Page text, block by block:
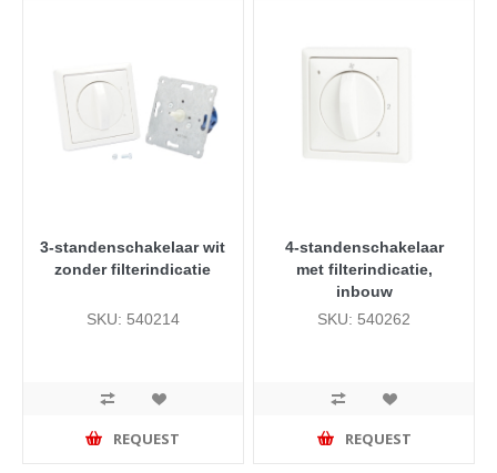
3-standenschakelaar wit
zonder filterindicatie
SKU: 540214
REQUEST
4-standenschakelaar
met filterindicatie,
inbouw
SKU: 540262
REQUEST